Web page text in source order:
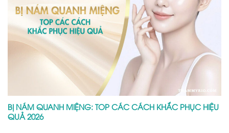
BỊ NÁM QUANH MIỆNG: TOP CÁC CÁCH KHẮC PHỤC HIỆU
QUẢ 2026